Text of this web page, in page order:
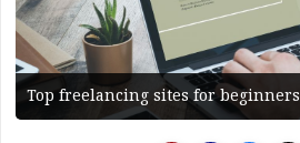
Top freelancing sites for beginners